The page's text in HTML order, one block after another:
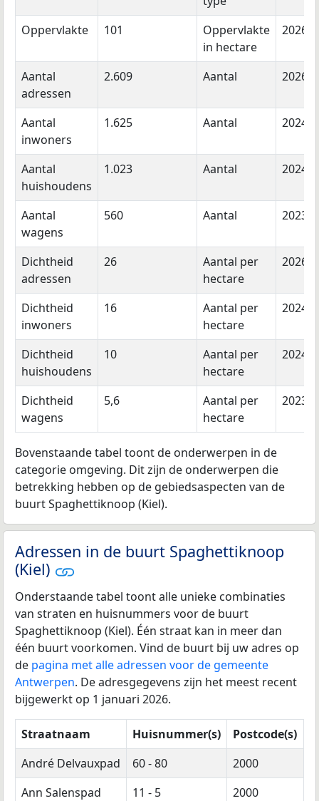
Oppervlakte
101
Oppervlakte
in hectare
2026
Aantal
adressen
2.609 Aantal 2026
Aantal
inwoners
1.625 Aantal 2024
Aantal
huishoudens
1.023 Aantal 2024
Aantal
wagens
560 Aantal 2023
Dichtheid
adressen
26
Aantal per
hectare
2026
Dichtheid
inwoners
16
Aantal per
hectare
2024
Dichtheid
huishoudens
10
Aantal per
hectare
2024
Dichtheid
wagens
5,6
Aantal per
hectare
2023
Bovenstaande tabel toont de onderwerpen in de
categorie omgeving. Dit zijn de onderwerpen die
betrekking hebben op de gebiedsaspecten van de
buurt Spaghettiknoop (Kiel).
Adressen in de buurt Spaghettiknoop
(Kiel)
Onderstaande tabel toont alle unieke combinaties
van straten en huisnummers voor de buurt
Spaghettiknoop (Kiel). Één straat kan in meer dan
één buurt voorkomen. Vind de buurt bij uw adres op
de pagina met alle adressen voor de gemeente
Antwerpen. De adresgegevens zijn het meest recent
bijgewerkt op 1 januari 2026.
Straatnaam Huisnummer(s)
Postcode(s)
André Delvauxpad
60 - 80
2000
Ann Salenspad
11 - 5
2000